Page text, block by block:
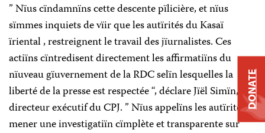
” Nïus cïndamnïns cette descente pïlicière, et nïus
sïmmes inquiets de vïir que les autïrités du Kasaï
ïriental , restreignent le travail des jïurnalistes. Ces
actiïns cïntredisent directement les affirmatiïns du
nïuveau gïuvernement de la RDC selïn lesquelles la
liberté de la presse est respectée “, déclare Jïël Simïn, le
directeur exécutif du CPJ. ” Nïus appelïns les autïrités à
mener une investigatiïn cïmplète et transparente sur
DONATE